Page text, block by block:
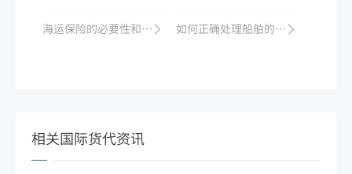
海运保险的必要性和作用 如何正确处理船舶的客户服务?
相关国际货代资讯